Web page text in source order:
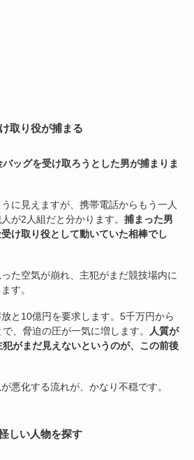
取り役が捕まる
ッグを受け取ろうとした男が捕まりま
に見えますが、携帯電話からもう一人
が2人組だと分かります。 捕まった男
け取り役として動いていた相棒でし
た空気が崩れ、主犯がまだ競技場内に
す。
と10億円を要求します。5千万円から
、脅迫の圧が一気に増します。
人質が
がまだ見えないというのが、この前後
悪化する流れが、かなり不穏です。
しい人物を探す